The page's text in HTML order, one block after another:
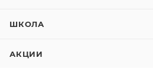
ШКОЛА
АКЦИИ